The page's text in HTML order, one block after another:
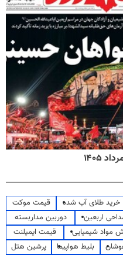
خرید طلای آب شده
قیمت موکت
اربعین
دوربین مداربسته
مواد شیمیایی
قیمت ایمپلنت
بلیط هواپیما
پرشین هتل